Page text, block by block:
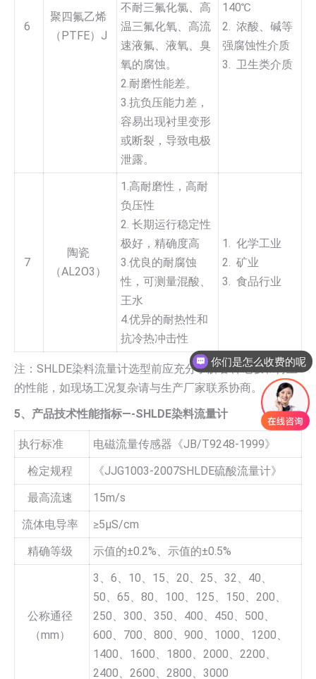
6
聚四氟乙烯
（PTFE）J
不耐三氟化氯、高
温三氟化氧、高流
速液氟、液氧、臭
氧的腐蚀。
2.耐磨性能差。
3.抗负压能力差，
容易出现衬里变形
或断裂，导致电极
泄露。
140℃
2. 浓酸、碱等
强腐蚀性介质
3. 卫生类介质
7
陶瓷
（AL2O3）
1.高耐磨性，高耐
负压性
2. 长期运行稳定性
极好，精确度高
3.优良的耐腐蚀
性，可测量混酸、
王水
4.优异的耐热性和
抗冷热冲击性
1. 化学工业
2. 矿业
3. 食品行业
注：SHLDE染料流量计选型前应充分了解各种电极和衬里
的性能，如现场工况复杂请与生产厂家联系协商。
5、产品技术性能指标—-SHLDE染料流量计
执行标准
电磁流量传感器《JB/T9248-1999》
检定规程
《JJG1003-2007SHLDE硫酸流量计》
最高流速
15m/s
流体电导率
≥5µS/cm
精确等级
示值的±0.2%、示值的±0.5%
公称通径
（mm）
3、6、10、15、20、25、32、40、
50、65、80、100、125、150、200、
250、300、350、400、450、500、
600、700、800、900、1000、1200、
1400、1600、1800、2000、2200、
2400、2600、2800、3000
你们是怎么收费的呢